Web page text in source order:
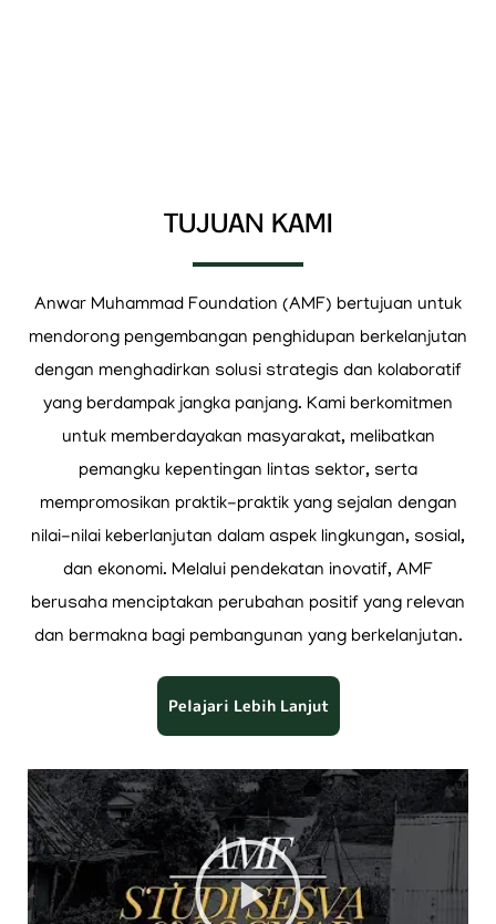
TUJUAN KAMI
Anwar Muhammad Foundation (AMF) bertujuan untuk
mendorong pengembangan penghidupan berkelanjutan
dengan menghadirkan solusi strategis dan kolaboratif
yang berdampak jangka panjang. Kami berkomitmen
untuk memberdayakan masyarakat, melibatkan
pemangku kepentingan lintas sektor, serta
mempromosikan praktik-praktik yang sejalan dengan
nilai-nilai keberlanjutan dalam aspek lingkungan, sosial,
dan ekonomi. Melalui pendekatan inovatif, AMF
berusaha menciptakan perubahan positif yang relevan
dan bermakna bagi pembangunan yang berkelanjutan.
Pelajari Lebih Lanjut